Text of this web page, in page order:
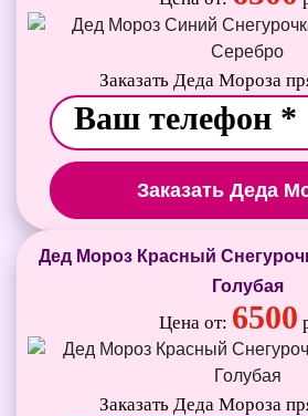
Заказать Деда Мороза
Заказать Деда
Дед Мороз Красный
Голубая
Цена от: 6500
Заказать Деда Мороза